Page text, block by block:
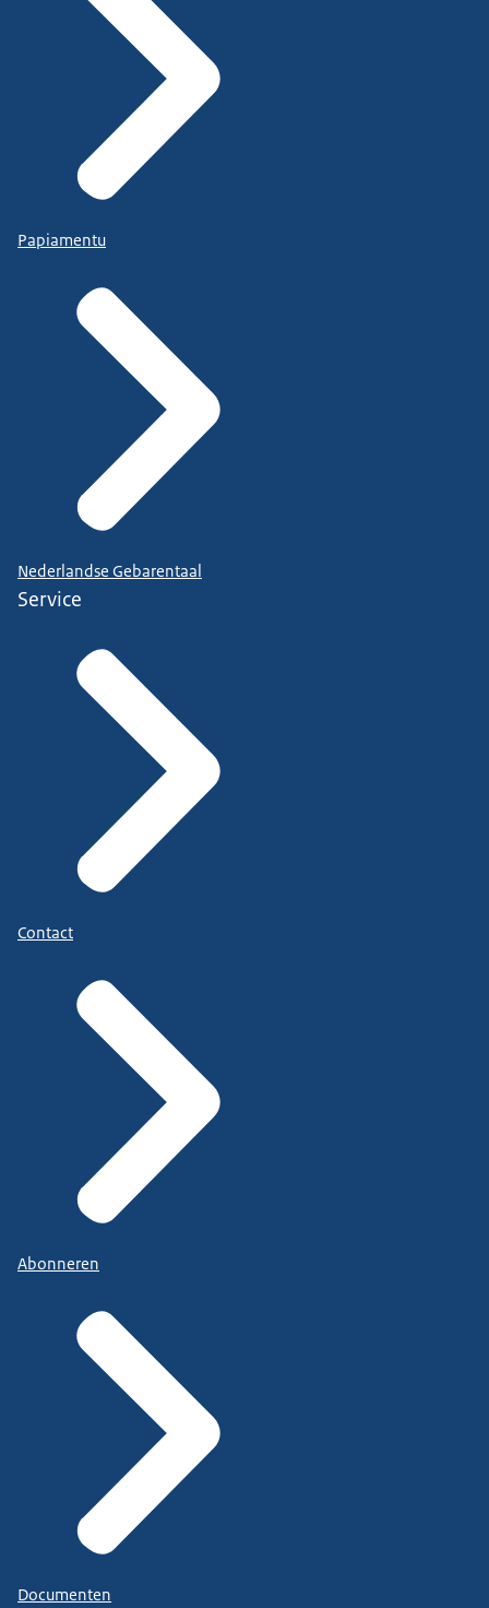
Papiamentu
Nederlandse Gebarentaal
Service
Contact
Abonneren
Documenten